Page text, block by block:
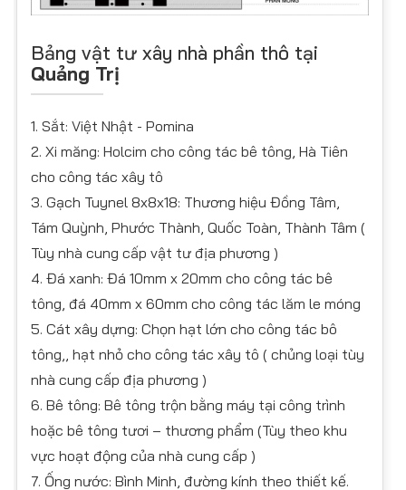
Bảng vật tư xây nhà phần thô tại
Quảng Trị
1. Sắt: Việt Nhật - Pomina
2. Xi măng: Holcim cho công tác bê tông, Hà Tiên
cho công tác xây tô
3. Gạch Tuynel 8x8x18: Thương hiệu Đồng Tâm,
Tám Quỳnh, Phước Thành, Quốc Toàn, Thành Tâm (
Tùy nhà cung cấp vật tư địa phương )
4. Đá xanh: Đá 10mm x 20mm cho công tác bê
tông, đá 40mm x 60mm cho công tác lăm le móng
5. Cát xây dựng: Chọn hạt lớn cho công tác bô
tông,, hạt nhỏ cho công tác xây tô ( chủng loại tùy
nhà cung cấp địa phương )
6. Bê tông: Bê tông trộn bằng máy tại công trình
hoặc bê tông tươi – thương phẩm (Tùy theo khu
vực hoạt động của nhà cung cấp )
7. Ống nước: Bình Minh, đường kính theo thiết kế.